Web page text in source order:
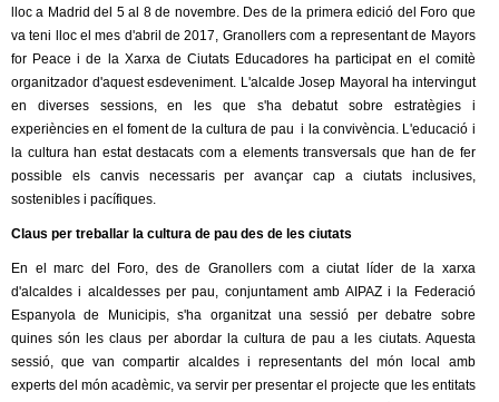
o
e
s
l
i
n
k
i
s
e
x
n
a
l
)
lloc a Madrid del 5 al 8 de novembre. Des de la primera edició del Foro que
va teni lloc el mes d'abril de 2017, Granollers com a representant de Mayors
for Peace i de la Xarxa de Ciutats Educadores ha participat en el comitè
organitzador d'aquest esdeveniment. L'alcalde Josep Mayoral ha intervingut
en diverses sessions, en les que s'ha debatut sobre estratègies i
experiències en el foment de la cultura de pau i la convivència. L'educació i
la cultura han estat destacats com a elements transversals que han de fer
possible els canvis necessaris per avançar cap a ciutats inclusives,
sostenibles i pacífiques.
Claus per treballar la cultura de pau des de les ciutats
En el marc del Foro, des de Granollers com a ciutat líder de la xarxa
d'alcaldes i alcaldesses per pau, conjuntament amb AIPAZ i la Federació
Espanyola de Municipis, s'ha organitzat una sessió per debatre sobre
quines són les claus per abordar la cultura de pau a les ciutats. Aquesta
sessió, que van compartir alcaldes i representants del món local amb
experts del món acadèmic, va servir per presentar el projecte que les entitats